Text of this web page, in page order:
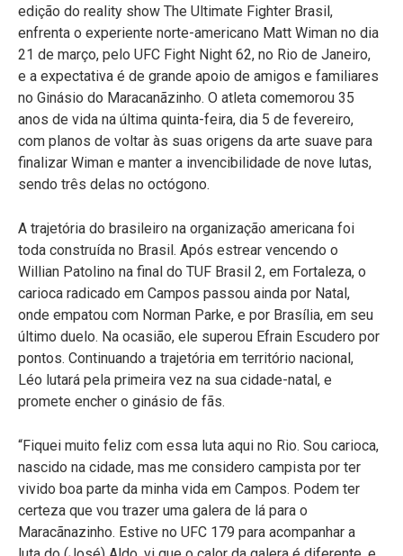
edição do reality show The Ultimate Fighter Brasil,
enfrenta o experiente norte-americano Matt Wiman no dia
21 de março, pelo UFC Fight Night 62, no Rio de Janeiro,
e a expectativa é de grande apoio de amigos e familiares
no Ginásio do Maracanãzinho. O atleta comemorou 35
anos de vida na última quinta-feira, dia 5 de fevereiro,
com planos de voltar às suas origens da arte suave para
finalizar Wiman e manter a invencibilidade de nove lutas,
sendo três delas no octógono.
A trajetória do brasileiro na organização americana foi
toda construída no Brasil. Após estrear vencendo o
Willian Patolino na final do TUF Brasil 2, em Fortaleza, o
carioca radicado em Campos passou ainda por Natal,
onde empatou com Norman Parke, e por Brasília, em seu
último duelo. Na ocasião, ele superou Efrain Escudero por
pontos. Continuando a trajetória em território nacional,
Léo lutará pela primeira vez na sua cidade-natal, e
promete encher o ginásio de fãs.
“Fiquei muito feliz com essa luta aqui no Rio. Sou carioca,
nascido na cidade, mas me considero campista por ter
vivido boa parte da minha vida em Campos. Podem ter
certeza que vou trazer uma galera de lá para o
Maracãnazinho. Estive no UFC 179 para acompanhar a